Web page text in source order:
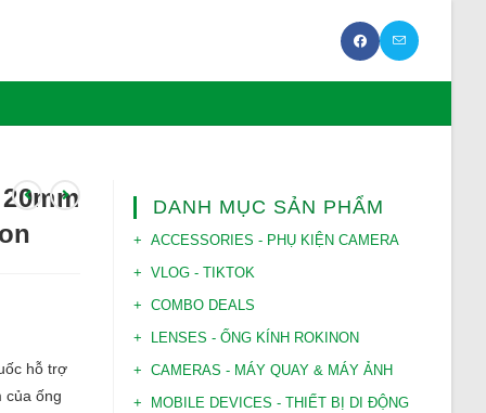
hỗ trợ
của ống
DANH MỤC SẢN PHẨM
ACCESSORIES - PHỤ KIỆN CAMERA
VLOG - TIKTOK
COMBO DEALS
LENSES - ỐNG KÍNH ROKINON
CAMERAS - MÁY QUAY & MÁY ẢNH
MOBILE DEVICES - THIẾT BỊ DI ĐỘNG